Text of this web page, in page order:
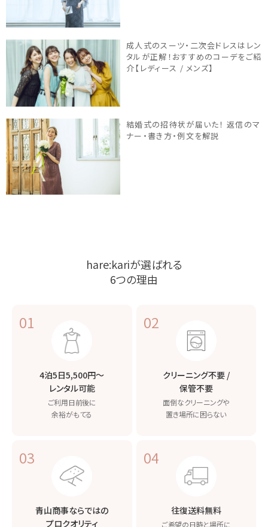
成人式のスーツ・二次会ドレスはレン
タルが正解！おすすめのコーデをご紹
介【レディース / メンズ】
結婚式の招待状が届いた！ 返信のマ
ナー・書き方・例文を解説
hare:kariが選ばれる
6つの理由
01
4泊5日5,500円〜
レンタル可能
ご利用日前後に
余裕がもてる
02
クリーニング不要 /
保管不要
面倒なクリーニングや
置き場所に困らない
03
青山商事ならではの
プロクオリティ
04
往復送料無料
ご希望の日時と場所に